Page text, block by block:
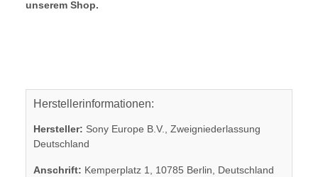
unserem Shop.
Herstellerinformationen:
Hersteller: Sony Europe B.V., Zweigniederlassung
Deutschland
Anschrift: Kemperplatz 1, 10785 Berlin, Deutschland